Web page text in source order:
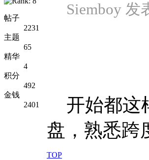
帖子
2231
主题
65
精华
4
积分
492
金钱
2401
Siemboy 发
开始都这
盘，熟悉跨
TOP